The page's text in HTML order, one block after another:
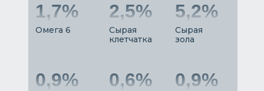
Сырая
клетчатка
2,5%
0,9%
Сырая
зола
5,2%
0,6%
Омега 6
1,7%
0,9%